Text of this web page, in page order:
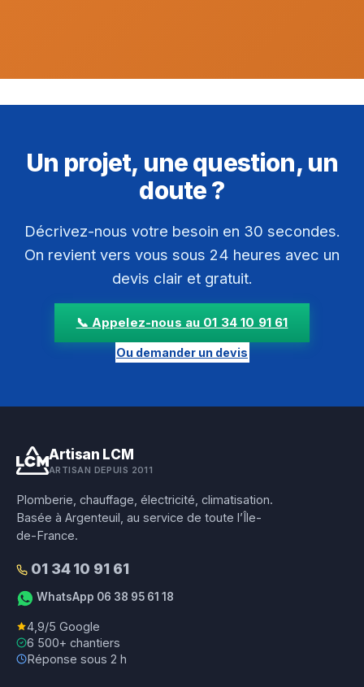
Un projet, une question, un
doute ?
Décrivez-nous votre besoin en 30 secondes.
On revient vers vous sous 24 heures avec un
devis clair et gratuit.
📞 Appelez-nous au 01 34 10 91 61
Ou demander un devis
Artisan LCM
ARTISAN DEPUIS 2011
Plomberie, chauffage, électricité, climatisation.
Basée à Argenteuil, au service de toute l’Île-
de-France.
01 34 10 91 61
WhatsApp 06 38 95 61 18
4,9/5 Google
6 500+ chantiers
Réponse sous 2 h